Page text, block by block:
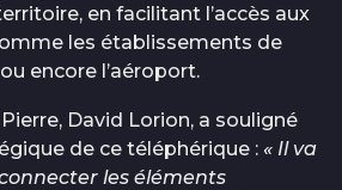
en facilitant l’accès aux
les établissements de
encore l’aéroport.
David Lorion, a souligné
de ce téléphérique : « Il va
les éléments